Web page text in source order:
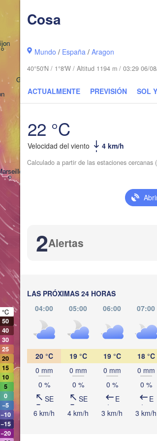
Cosa
Mundo / España /Aragon
40°50'N / 1°8'W / Altitud 1194 m / 03:29 06/
ACTUALMENTE PREVISIÓN SOL
22 °C
Velocidad del viento 4 km/h
Calculado a partir de las estaciones cercanas
2Alertas
LAS PRÓXIMAS 24 HORAS
04:00
05:00 06:00 07:00
20 °C
0 mm
0 %
SE
6 km/h
19 °C
0 mm
0 %
SE
4 km/h
19 °C
0 mm
0 %
E
3 km/h
18 °C
0 mm
0 %
E
3 km/h
Genève
Nice
SUIZA
تونس
(Tunis)
صفاقس
(Sfax)
Tébessa
Annaba
Sassari
Casteddu/Cagliari
TÚNEZ
°C
50
40
30
25
20
15
10
5
0
−5
−10
−15
−20